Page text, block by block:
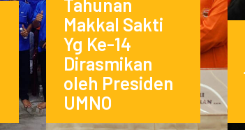
Tahunan
Makkal Sakti
Yg Ke-14
Dirasmikan
oleh Presiden
UMNO